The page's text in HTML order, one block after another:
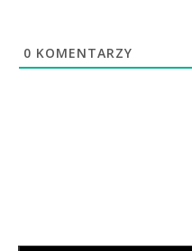
0 KOMENTARZY